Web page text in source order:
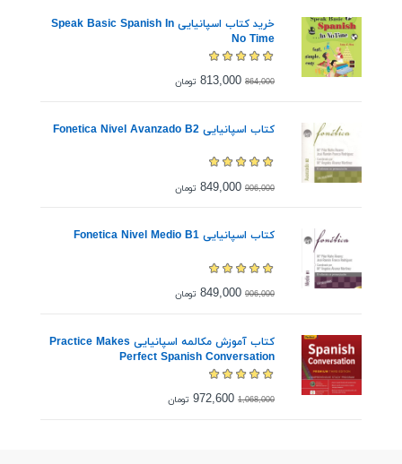
خرید کتاب اسپانیایی Speak Basic Spanish In
No Time
864,000
813,000 تومان
کتاب اسپانیایی Fonetica Nivel Avanzado B2
906,000
849,000 تومان
کتاب اسپانیایی Fonetica Nivel Medio B1
906,000
849,000 تومان
کتاب آموزش مکالمه اسپانیایی Practice Makes
Perfect Spanish Conversation
1,068,000
972,600 تومان